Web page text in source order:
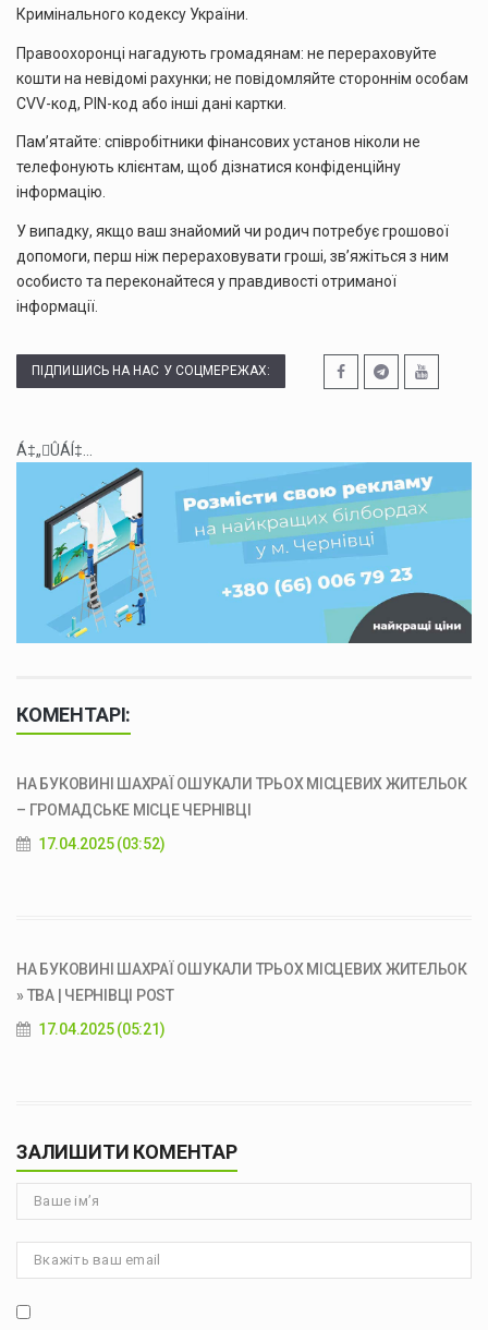
Кримінального кодексу України.
Правоохоронці нагадують громадянам: не перераховуйте
кошти на невідомі рахунки; не повідомляйте стороннім особам
CVV-код, PIN-код або інші дані картки.
Пам’ятайте: співробітники фінансових установ ніколи не
телефонують клієнтам, щоб дізнатися конфіденційну
інформацію.
У випадку, якщо ваш знайомий чи родич потребує грошової
допомоги, перш ніж перераховувати гроші, зв’яжіться з ним
особисто та переконайтеся у правдивості отриманої
інформації.
ПІДПИШИСЬ НА НАС У СОЦМЕРЕЖАХ:
Á‡„ÛÁÍ‡...
КОМЕНТАРІ:
НА БУКОВИНІ ШАХРАЇ ОШУКАЛИ ТРЬОХ МІСЦЕВИХ ЖИТЕЛЬОК
– ГРОМАДСЬКЕ МІСЦЕ ЧЕРНІВЦІ
17.04.2025 (03:52)
НА БУКОВИНІ ШАХРАЇ ОШУКАЛИ ТРЬОХ МІСЦЕВИХ ЖИТЕЛЬОК
» ТВА | ЧЕРНІВЦІ POST
17.04.2025 (05:21)
ЗАЛИШИТИ КОМЕНТАР